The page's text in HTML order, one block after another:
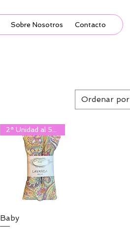
Sobre Nosotros Contacto
Ordenar por
Baby